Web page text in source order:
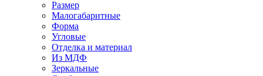
Размер
Малогабаритные
Форма
Угловые
Отделка и материал
Из МДФ
Зеркальные